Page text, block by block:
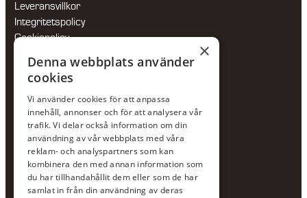
Leveransvillkor
Integritetspolicy
Cookiepolicy
Jour:073-36 88 87 0
Växel:020-120 29 00
E-post:info@scandcon.se
BESÖKSADRESS
Backagårdsgatan 9
×
Denna webbplats använder
cookies
Vi använder cookies för att anpassa
innehåll, annonser och för att analysera vår
trafik. Vi delar också information om din
användning av vår webbplats med våra
reklam- och analyspartners som kan
kombinera den med annan information som
du har tillhandahållit dem eller som de har
samlat in från din användning av deras